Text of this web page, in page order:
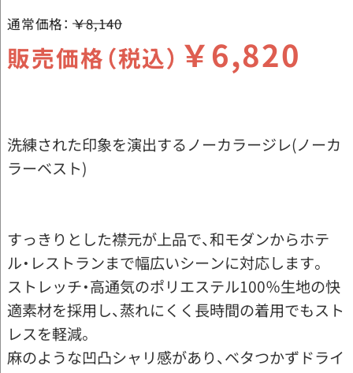
通常価格： ￥8,140
販売価格（税込） ￥6,820
洗練された印象を演出するノーカラージレ(ノーカ
ラーベスト)
すっきりとした襟元が上品で、和モダンからホテ
ル・レストランまで幅広いシーンに対応します。
ストレッチ・高通気のポリエステル100％生地の快
適素材を採用し、蒸れにくく長時間の着用でもスト
レスを軽減。
麻のような凹凸シャリ感があり、ベタつかずドライ